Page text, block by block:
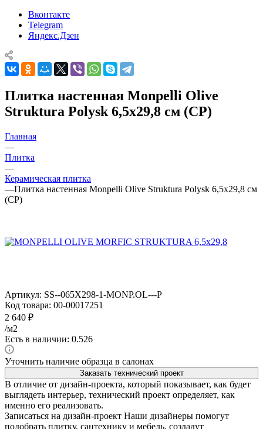
Вконтакте
Telegram
Яндекс.Дзен
Плитка настенная Monpelli Olive
Struktura Polysk 6,5x29,8 см (CP)
Главная
—
Плитка
—
Керамическая плитка
—Плитка настенная Monpelli Olive Struktura Polysk 6,5x29,8 см
(CP)
Артикул: SS--065X298-1-MONP.OL---P
Код товара: 00-00017251
2 640 ₽
/м2
Есть в наличии: 0.526
Уточнить наличие образца в салонах
Заказать технический проект
В отличие от дизайн-проекта, который показывает, как будет
выглядеть интерьер, технический проект определяет, как
именно его реализовать.
Записаться на дизайн-проект Наши дизайнеры помогут
подобрать плитку, сантехнику и мебель, создадут